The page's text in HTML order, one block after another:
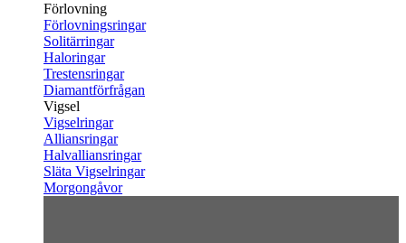
Förlovning
Förlovningsringar
Solitärringar
Haloringar
Trestensringar
Diamantförfrågan
Vigsel
Vigselringar
Alliansringar
Halvalliansringar
Släta Vigselringar
Morgongåvor